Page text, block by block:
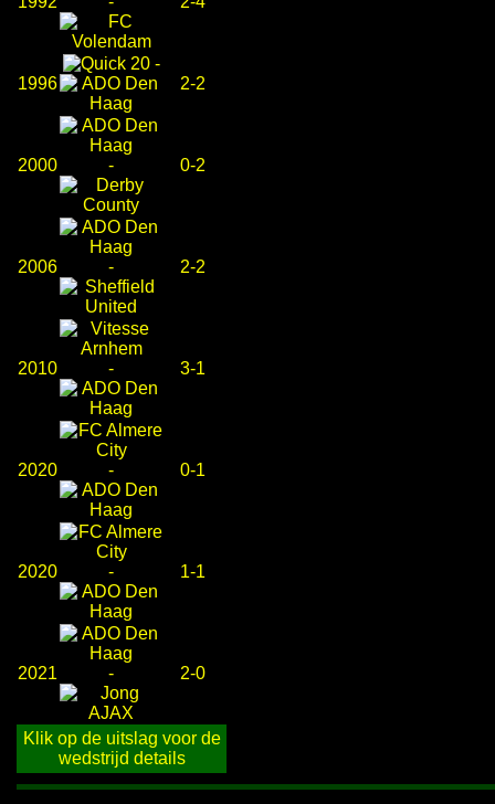
1996
-
2-2
2000 - 0-2
2006 - 2-2
2010 - 3-1
2020 - 0-1
2020 - 1-1
2021 - 2-0
Klik op de uitslag voor de
wedstrijd details